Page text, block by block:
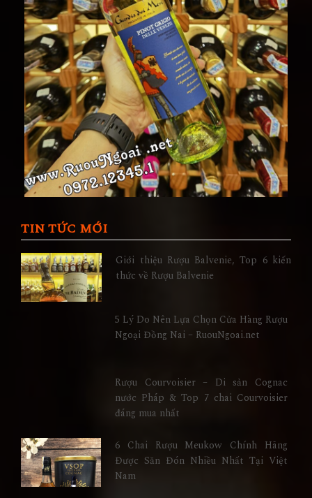
TIN TỨC MỚI
Giới thiệu Rượu Balvenie, Top 6 kiến
thức về Rượu Balvenie
5 Lý Do Nên Lựa Chọn Cửa Hàng Rượu
Ngoại Đồng Nai – RuouNgoai.net
Rượu Courvoisier – Di sản Cognac
nước Pháp & Top 7 chai Courvoisier
đáng mua nhất
6 Chai Rượu Meukow Chính Hãng
Được Săn Đón Nhiều Nhất Tại Việt
Nam